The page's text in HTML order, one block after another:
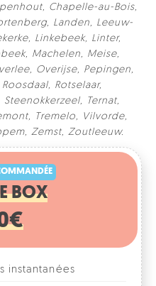
, Chapelle-au-Bois,
, Landen, Leeuw-
, Linkebeek, Linter,
, Machelen, Meise,
, Overijse, Pepingen,
Roosdaal, Rotselaar,
Steenokkerzeel, Ternat,
, Tremelo, Vilvorde,
, Zemst, Zoutleeuw.
des impressions